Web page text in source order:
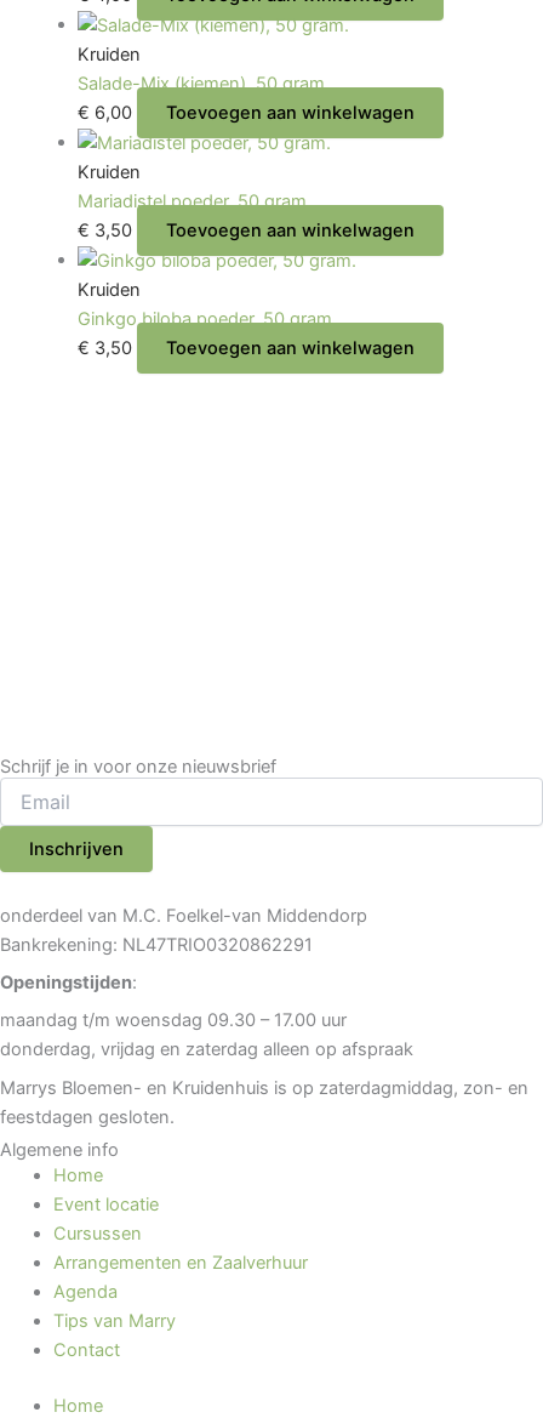
Kruiden
Salade-Mix (kiemen), 50 gram.
€ 6,00 Toevoegen aan winkelwagen
Kruiden
Mariadistel poeder, 50 gram.
€ 3,50 Toevoegen aan winkelwagen
Kruiden
Ginkgo biloba poeder, 50 gram.
€ 3,50 Toevoegen aan winkelwagen
Schrijf je in voor onze nieuwsbrief
Inschrijven
onderdeel van M.C. Foelkel-van Middendorp
Bankrekening: NL47TRIO0320862291
Openingstijden:
maandag t/m woensdag 09.30 – 17.00 uur
donderdag, vrijdag en zaterdag alleen op afspraak
Marrys Bloemen- en Kruidenhuis is op zaterdagmiddag, zon- en
feestdagen gesloten.
Algemene info
Home
Event locatie
Cursussen
Arrangementen en Zaalverhuur
Agenda
Tips van Marry
Contact
Home